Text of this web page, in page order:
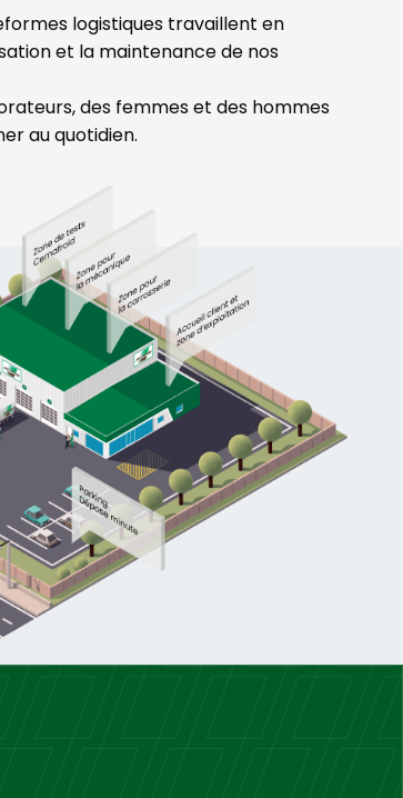
logistiques travaillent en
et la maintenance de nos
des femmes et des hommes
au quotidien.